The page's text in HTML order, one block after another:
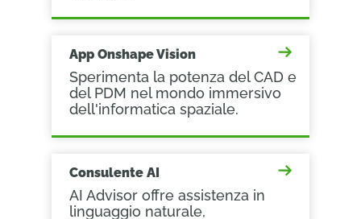
App Onshape Vision
Sperimenta la potenza del CAD e
del PDM nel mondo immersivo
dell'informatica spaziale.
Consulente AI
AI Advisor offre assistenza in
linguaggio naturale,